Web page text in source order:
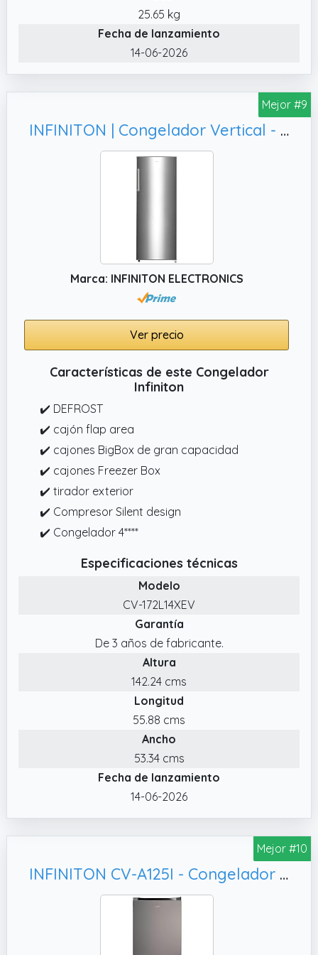
o tiendas de comestibles
✔️ Sistema de frío cíclico: Garantiza una
congelación eficiente y uniforme,
✔️ Estrellas de congelación 4**: Certificación
de alto rendimiento en la conservación de
alimentos congelados
✔️ Función Dual System: Permite ajustar la
25.65 kg
Fecha de lanzamiento
14-06-2026
Mejor #9
INFINITON | Congelador Vertical - CV-172L14XEV | Capacidad 172 litros | 143.5 cm de Altura | Ciclico | Inoxidable
Marca: INFINITON ELECTRONICS
Ver precio
Características de este Congelador
Infiniton
✔️ DEFROST
✔️ cajón flap area
✔️ cajones BigBox de gran capacidad
✔️ cajones Freezer Box
✔️ tirador exterior
✔️ Compresor Silent design
✔️ Congelador 4****
Especificaciones técnicas
Modelo
CV-172L14XEV
Garantía
De 3 años de fabricante.
Altura
142.24 cms
Longitud
55.88 cms
Ancho
53.34 cms
Fecha de lanzamiento
14-06-2026
Mejor #10
INFINITON CV-A125I - Congelador Vertical, Inox